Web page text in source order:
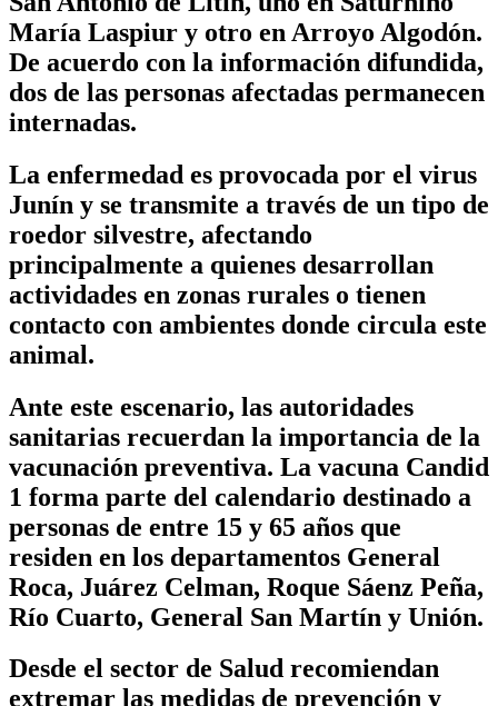
María Laspiur y otro en Arroyo Algodón.
De acuerdo con la información difundida,
dos de las personas afectadas permanecen
internadas.
La enfermedad es provocada por el virus
Junín y se transmite a través de un tipo de
roedor silvestre, afectando
principalmente a quienes desarrollan
actividades en zonas rurales o tienen
contacto con ambientes donde circula este
animal.
Ante este escenario, las autoridades
sanitarias recuerdan la importancia de la
vacunación preventiva. La vacuna Candid
1 forma parte del calendario destinado a
personas de entre 15 y 65 años que
residen en los departamentos General
Roca, Juárez Celman, Roque Sáenz Peña,
Río Cuarto, General San Martín y Unión.
Desde el sector de Salud recomiendan
extremar las medidas de prevención y